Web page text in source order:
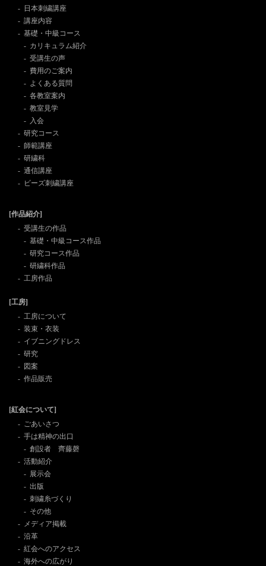
日本刺繍講座
講座内容
基礎・中級コース
カリキュラム紹介
受講生の声
費用のご案内
よくある質問
各教室案内
教室見学
入会
研究コース
師範講座
研繍科
通信講座
ビーズ刺繍講座
[作品紹介]
受講生の作品
基礎・中級コース作品
研究コース作品
研繍科作品
工房作品
[工房]
工房について
装束・衣装
イブニングドレス
研究
図案
作品販売
[紅会について]
ごあいさつ
手は精神の出口
創設者 齊藤磬
活動紹介
展示会
出版
刺繍糸づくり
その他
メディア掲載
沿革
紅会へのアクセス
海外への広がり